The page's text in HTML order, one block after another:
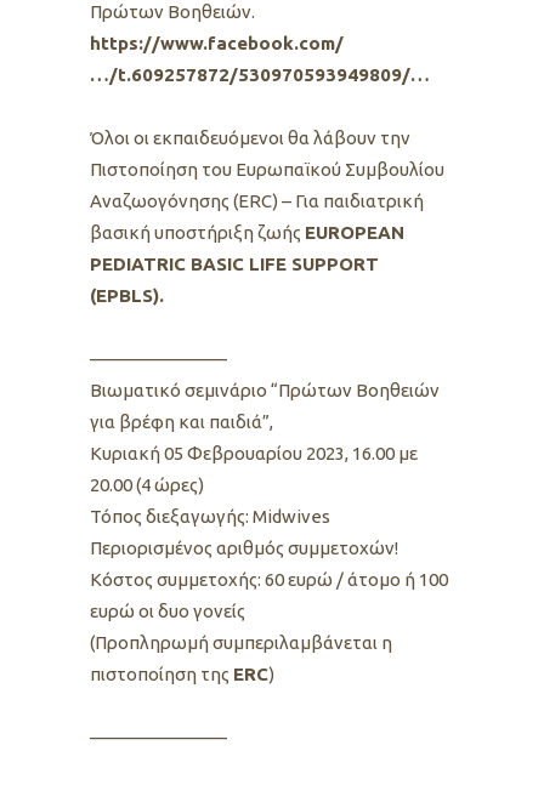
Πρώτων Βοηθειών.
https://www.facebook.com/
…/t.609257872/530970593949809/…
Όλοι οι εκπαιδευόμενοι θα λάβουν την
Πιστοποίηση του Ευρωπαϊκού Συμβουλίου
Αναζωογόνησης (ERC) – Για παιδιατρική
βασική υποστήριξη ζωής EUROPEAN
PEDIATRIC BASIC LIFE SUPPORT
(EPBLS).
———————–
Βιωματικό σεμινάριο “Πρώτων Βοηθειών
για βρέφη και παιδιά”,
Κυριακή 05 Φεβρουαρίου 2023, 16.00 με
20.00 (4 ώρες)
Τόπος διεξαγωγής: Midwives
Περιορισμένος αριθμός συμμετοχών!
Κόστος συμμετοχής: 60 ευρώ / άτομο ή 100
ευρώ οι δυο γονείς
(Προπληρωμή συμπεριλαμβάνεται η
πιστοποίηση της ERC)
———————–